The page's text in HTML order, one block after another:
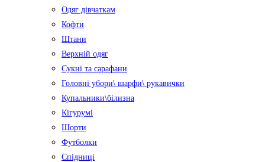
Одяг дівчаткам
Кофти
Штани
Верхній одяг
Сукні та сарафани
Головні убори\ шарфи\ рукавички
Купальники\білизна
Кігурумі
Шорти
Футболки
Спідниці